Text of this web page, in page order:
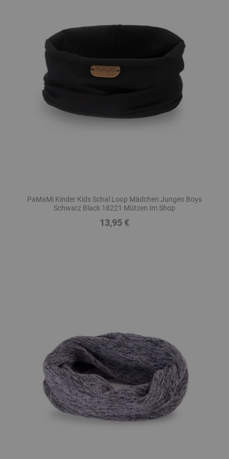
PaMaMi Kinder Kids Schal Loop Mädchen Jungen Boys
Schwarz Black 18221 Mützen Im Shop
Preis
13,95 €